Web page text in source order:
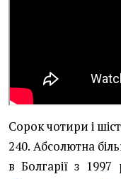
Сорок чотири і
240. Абсолютна
в Болгарії з 1997